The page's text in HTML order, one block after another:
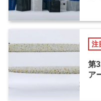
注
第
ア